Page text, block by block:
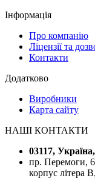
Інформація
Про компанію
Ліцензії та
Контакти
Додатково
Виробники
Карта сайту
НАШІ КОНТАКТИ
03117,
пр. Перемоги,
корпус літера В,